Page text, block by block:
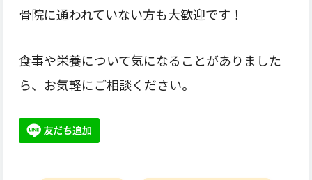
骨院に通われていない方も大歓迎です！
食事や栄養について気になることがありました
ら、お気軽にご相談ください。